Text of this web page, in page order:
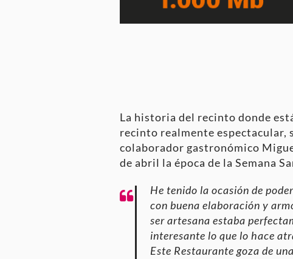
La historia del recinto donde
recinto realmente espectacular,
colaborador gastronómico
de abril la época de la Semana
He tenido la ocasión de
con buena elaboración y
ser artesana estaba
interesante lo que lo hace
Este Restaurante goza de